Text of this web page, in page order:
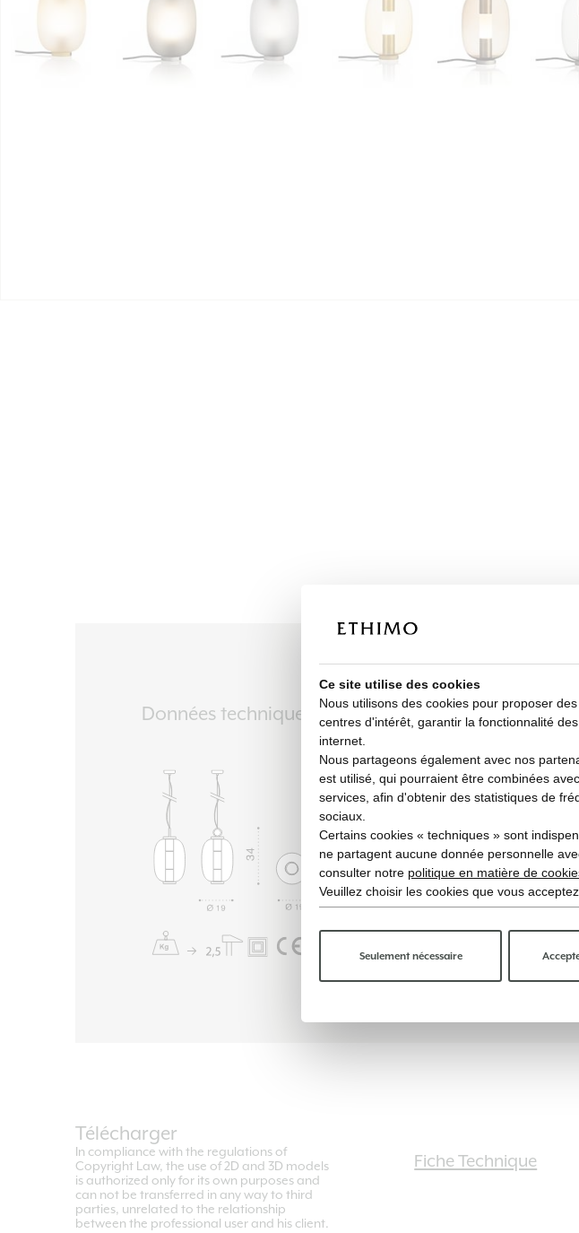
Données techniques
Télécharger
In compliance with the regulations of
Copyright Law, the use of 2D and 3D models
is authorized only for its own purposes and
can not be transferred in any way to third
parties, unrelated to the relationship
between the professional user and his client.
Fiche Technique
Ce site utilise des cookies
Nous utilisons des cookies pour proposer
centres d'intérêt, garantir la fonctionnalité
internet.
Nous partageons également avec nos
est utilisé, qui pourraient être combinées
services, afin d'obtenir des statistiques de
sociaux.
Certains cookies « techniques » sont
ne partagent aucune donnée personnelle
consulter notre politique en matière de
Veuillez choisir les cookies que vous
Seulement nécessaire